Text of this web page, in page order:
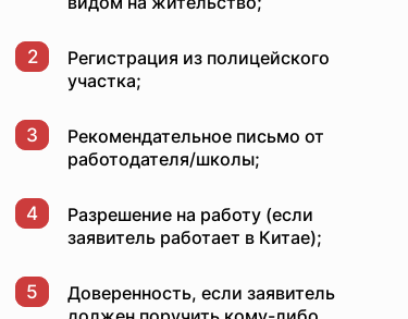
2
Регистрация из полицейского
участка;
3
Рекомендательное письмо от
работодателя/школы;
4
Разрешение на работу (если
заявитель работает в Китае);
5
Доверенность, если заявитель